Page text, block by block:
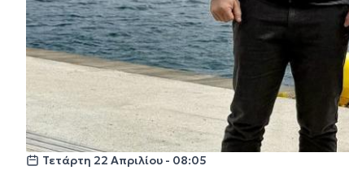
Τετάρτη 22 Απριλίου - 08:05